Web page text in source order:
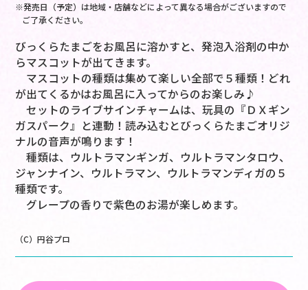
※発売日（予定）は地域・店舗などによって異なる場合がございますので
ご了承ください。
びっくらたまごをお風呂に溶かすと、発泡入浴剤の中か
らマスコットが出てきます。
マスコットの種類は集めて楽しい全部で５種類！どれ
が出てくるかはお風呂に入ってからのお楽しみ♪
セットのライブサインチャームは、玩具の『ＤＸギン
ガスパーク』と連動！読み込むとびっくらたまごオリジ
ナルの音声が鳴ります！
種類は、ウルトラマンギンガ、ウルトラマンタロウ、
ジャンナイン、ウルトラマン、ウルトラマンディガの５
種類です。
グレープの香りで紫色のお湯が楽しめます。
（C）円谷プロ